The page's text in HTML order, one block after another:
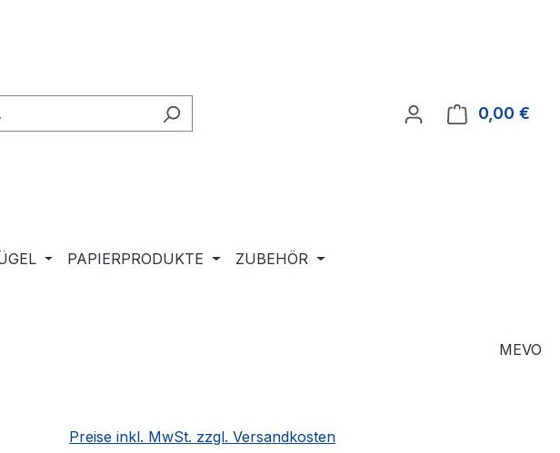
0,00 €
PAPIERPRODUKTE
ZUBEHÖR
MEVO
Preise inkl. MwSt. zzgl. Versandkosten